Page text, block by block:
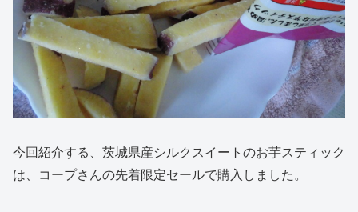
今回紹介する、茨城県産シルクスイートのお芋スティック
は、コープさんの先着限定セールで購入しました。